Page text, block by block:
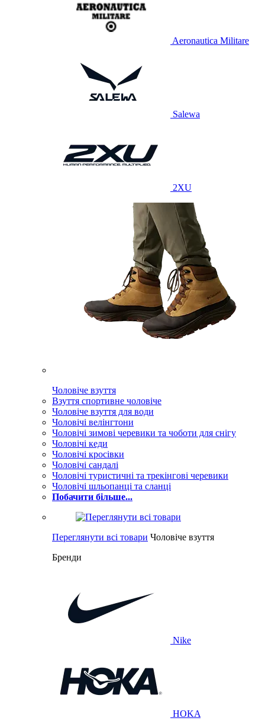
Aeronautica Militare
Salewa
2XU
Чоловіче взуття
Взуття спортивне чоловіче
Чоловіче взуття для води
Чоловічі велінгтони
Чоловічі зимові черевики та чоботи для снігу
Чоловічі кеди
Чоловічі кросівки
Чоловічі сандалі
Чоловічі туристичні та трекінгові черевики
Чоловічі шльопанці та сланці
Побачити більше...
Переглянути всі товари Чоловіче взуття
Бренди
Nike
HOKA